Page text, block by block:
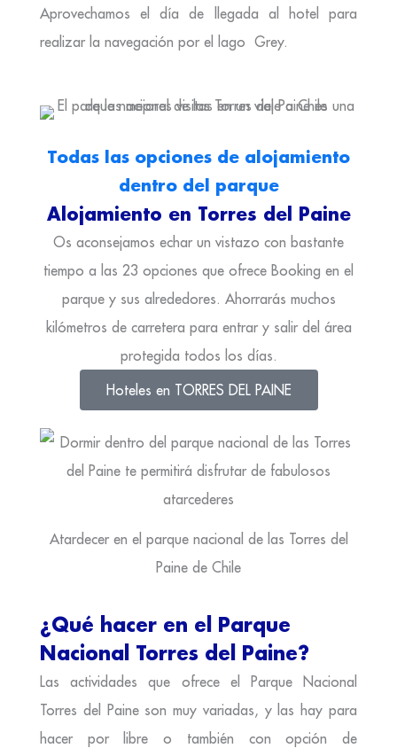
Aprovechamos el día de llegada al hotel para
realizar la navegación por el lago Grey.
Todas las opciones de alojamiento
dentro del parque
Alojamiento en Torres del Paine
Os aconsejamos echar un vistazo con bastante
tiempo a las 23 opciones que ofrece Booking en el
parque y sus alrededores. Ahorrarás muchos
kilómetros de carretera para entrar y salir del área
protegida todos los días.
Hoteles en TORRES DEL PAINE
Atardecer en el parque nacional de las Torres del
Paine de Chile
¿Qué hacer en el Parque
Nacional Torres del Paine?
Las actividades que ofrece el Parque Nacional
Torres del Paine son muy variadas, y las hay para
hacer por libre o también con opción de